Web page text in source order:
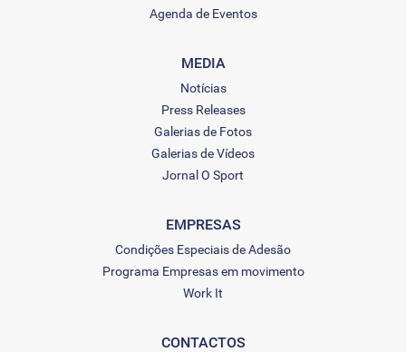
Agenda de Eventos
MEDIA
Notícias
Press Releases
Galerias de Fotos
Galerias de Vídeos
Jornal O Sport
EMPRESAS
Condições Especiais de Adesão
Programa Empresas em movimento
Work It
CONTACTOS